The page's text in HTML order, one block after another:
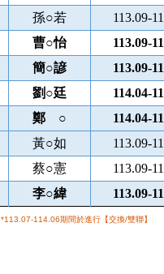
孫○若
113.09-
曹○怡
113.09-
簡○諺
113.09-
劉○廷
114.04-
鄭 ○
114.04-
黃○如
113.09-
蔡○憲
113.09-
李○緯 113.09-
*113.07-114.06期間於進行【交換/雙聯】